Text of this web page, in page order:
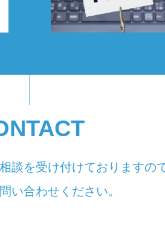
談を受け付けておりますので
い合わせください。